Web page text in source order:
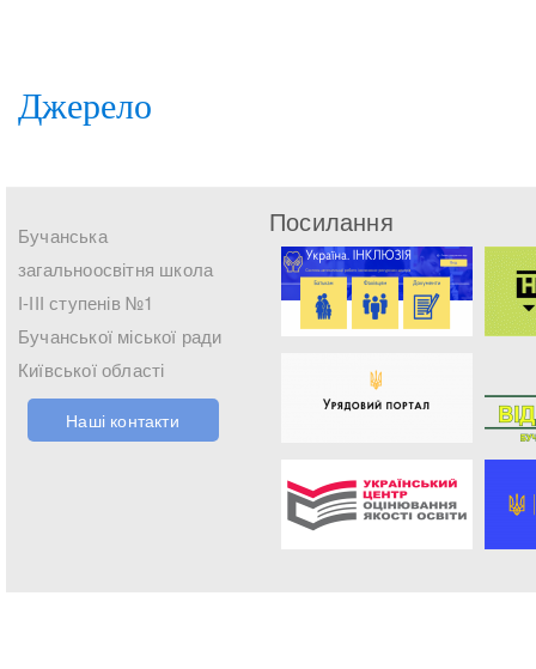
Джерело
Бучанська
загальноосвітня школа
І-ІІІ ступенів №1
Бучанської міської ради
Київської області
Наші контакти
Посилання